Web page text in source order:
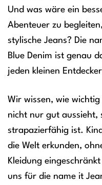
Und was wäre ein
Abenteuer zu
stylische Jeans? Die
Blue Denim ist genau
jeden kleinen
Wir wissen, wie
nicht nur gut aussieht,
strapazierfähig ist.
die Welt erkunden,
Kleidung
uns für die name it